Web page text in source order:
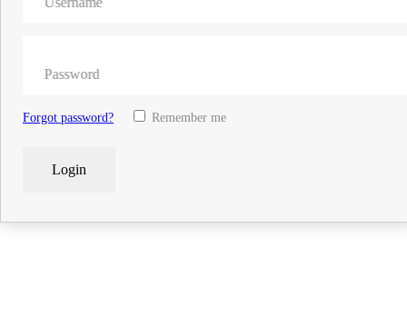
Password
Forgot password? Remember me